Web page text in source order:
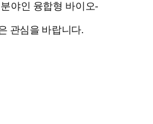
야인 융합형 바이오-
관심을 바랍니다.